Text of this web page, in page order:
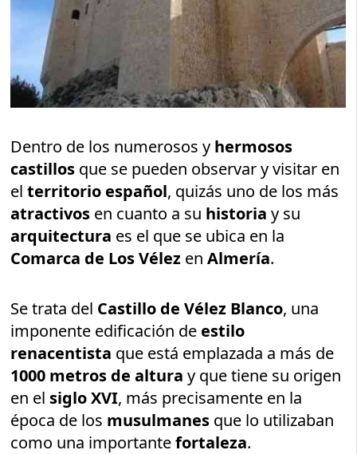
Dentro de los numerosos y hermosos
castillos que se pueden observar y visitar en
elterritorio español, quizás uno de los más
atractivos en cuanto a su historia y su
arquitectura es el que se ubica en la
Comarca de Los Vélez enAlmería.
Se trata del Castillo de Vélez Blanco, una
imponente edificación de estilo
renacentista que está emplazada a más de
1000 metros de altura y que tiene su origen
en el siglo XVI, más precisamente en la
época de los musulmanes que lo utilizaban
como una importantefortaleza.